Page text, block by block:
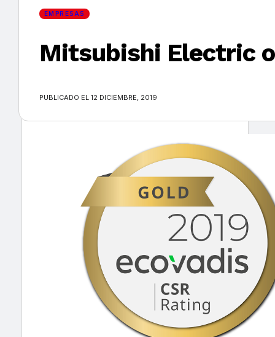
EMPRESAS
Mitsubishi Electric
PUBLICADO EL 12 DICIEMBRE, 2019